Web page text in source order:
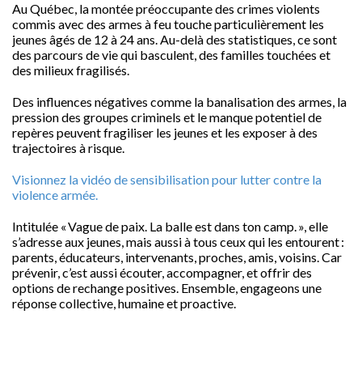
Au Québec, la montée préoccupante des crimes violents
commis avec des armes à feu touche particulièrement les
jeunes âgés de 12 à 24 ans. Au-delà des statistiques, ce sont
des parcours de vie qui basculent, des familles touchées et
des milieux fragilisés.
Des influences négatives comme la banalisation des armes, la
pression des groupes criminels et le manque potentiel de
repères peuvent fragiliser les jeunes et les exposer à des
trajectoires à risque.
Visionnez la vidéo de sensibilisation pour lutter contre la
violence armée.
Intitulée « Vague de paix. La balle est dans ton camp. », elle
s’adresse aux jeunes, mais aussi à tous ceux qui les entourent :
parents, éducateurs, intervenants, proches, amis, voisins. Car
prévenir, c’est aussi écouter, accompagner, et offrir des
options de rechange positives. Ensemble, engageons une
réponse collective, humaine et proactive.